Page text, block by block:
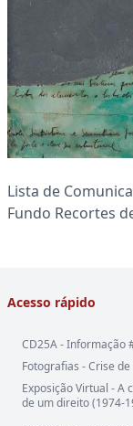
Lista de
Fundo Recortes
Acesso rápido
CD25A - Informação
Fotografias - Crise
Exposição Virtual - A
de um direito (1974-